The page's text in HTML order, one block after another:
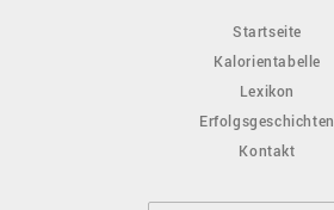
Startseite
Kalorientabelle
Lexikon
Erfolgsgeschichten
Kontakt